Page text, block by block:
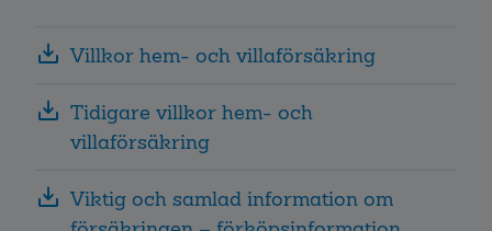
Villkor hem- och villaförsäkring
Tidigare villkor hem- och
villaförsäkring
Viktig och samlad information om